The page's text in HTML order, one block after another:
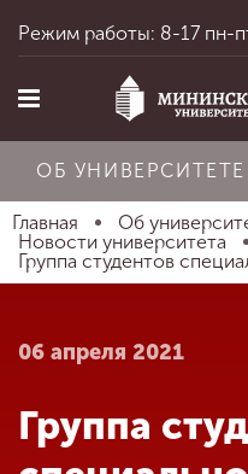
Главная
Абитуриенту
Режим работы: 8-17 пн-
ОБ УНИВЕРСИТЕТЕ
Главная
Об
Новости университета
Группа студентов
06 апреля 2021
Группа